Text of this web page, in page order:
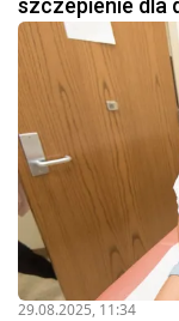
29.08.2025, 11:34